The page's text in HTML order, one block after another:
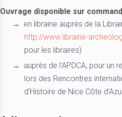
Ouvrage disponible sur
en librairie auprès de la
http://www.librairie-
pour les libraires)
auprès de l’APDCA, pour un
lors des Rencontres
d’Histoire de Nice Côte